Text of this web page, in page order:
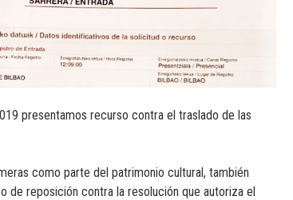
presentamos recurso contra el traslado de las
como parte del patrimonio cultural, también
de reposición contra la resolución que autoriza el